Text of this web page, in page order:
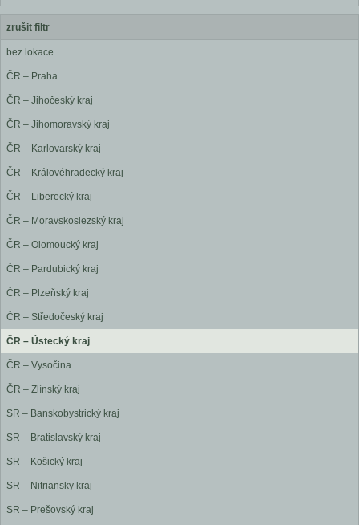
zrušit filtr
bez lokace
ČR – Praha
ČR – Jihočeský kraj
ČR – Jihomoravský kraj
ČR – Karlovarský kraj
ČR – Královéhradecký kraj
ČR – Liberecký kraj
ČR – Moravskoslezský kraj
ČR – Olomoucký kraj
ČR – Pardubický kraj
ČR – Plzeňský kraj
ČR – Středočeský kraj
ČR – Ústecký kraj
ČR – Vysočina
ČR – Zlínský kraj
SR – Banskobystrický kraj
SR – Bratislavský kraj
SR – Košický kraj
SR – Nitriansky kraj
SR – Prešovský kraj